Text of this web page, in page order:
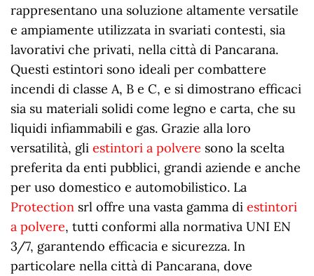
rappresentano una soluzione altamente versatile
e ampiamente utilizzata in svariati contesti, sia
lavorativi che privati, nella città di Pancarana.
Questi estintori sono ideali per combattere
incendi di classe A, B e C, e si dimostrano efficaci
sia su materiali solidi come legno e carta, che su
liquidi infiammabili e gas. Grazie alla loro
versatilità, gli estintori a polvere sono la scelta
preferita da enti pubblici, grandi aziende e anche
per uso domestico e automobilistico. La
Protection srl offre una vasta gamma di estintori
a polvere, tutti conformi alla normativa UNI EN
3/7, garantendo efficacia e sicurezza. In
particolare nella città di Pancarana, dove